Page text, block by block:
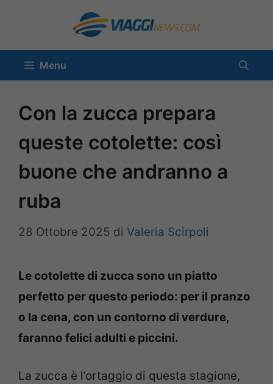
contenuto
Menu
Con la zucca prepara
queste cotolette: così
buone che andranno a
ruba
28 Ottobre 2025 di Valeria Scirpoli
Le cotolette di zucca sono un piatto
perfetto per questo periodo: per il pranzo
o la cena, con un contorno di verdure,
faranno felici adulti e piccini.
La zucca è l’ortaggio di questa stagione,